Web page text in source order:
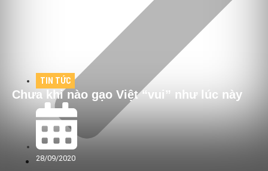
TIN TỨC
Chưa khi nào gạo Việt “vui” như lúc này
28/09/2020